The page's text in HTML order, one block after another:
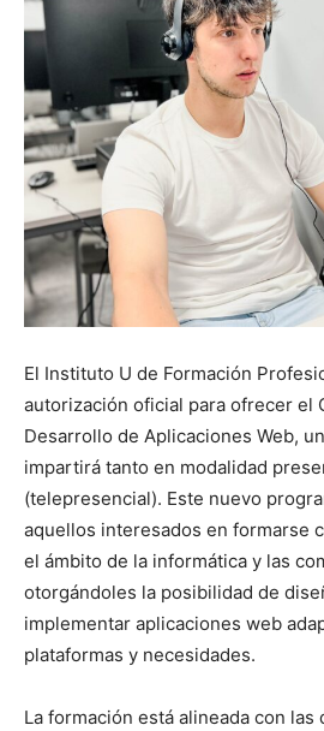
El Instituto U de Formación
autorización oficial para ofrecer el
Desarrollo de Aplicaciones Web,
impartirá tanto en modalidad
(telepresencial). Este nuevo
aquellos interesados en formarse
el ámbito de la informática y las
otorgándoles la posibilidad de
implementar aplicaciones web
plataformas y necesidades.
La formación está alineada con las